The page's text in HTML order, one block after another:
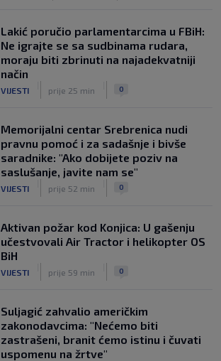
Lakić poručio parlamentarcima u FBiH:
Ne igrajte se sa sudbinama rudara,
moraju biti zbrinuti na najadekvatniji
način
VIJESTI prije 25 min 0
Memorijalni centar Srebrenica nudi
pravnu pomoć i za sadašnje i bivše
saradnike: "Ako dobijete poziv na
saslušanje, javite nam se"
VIJESTI prije 52 min 0
Aktivan požar kod Konjica: U gašenju
učestvovali Air Tractor i helikopter OS
BiH
VIJESTI prije 59 min 0
Suljagić zahvalio američkim
zakonodavcima: "Nećemo biti
zastrašeni, branit ćemo istinu i čuvati
uspomenu na žrtve"